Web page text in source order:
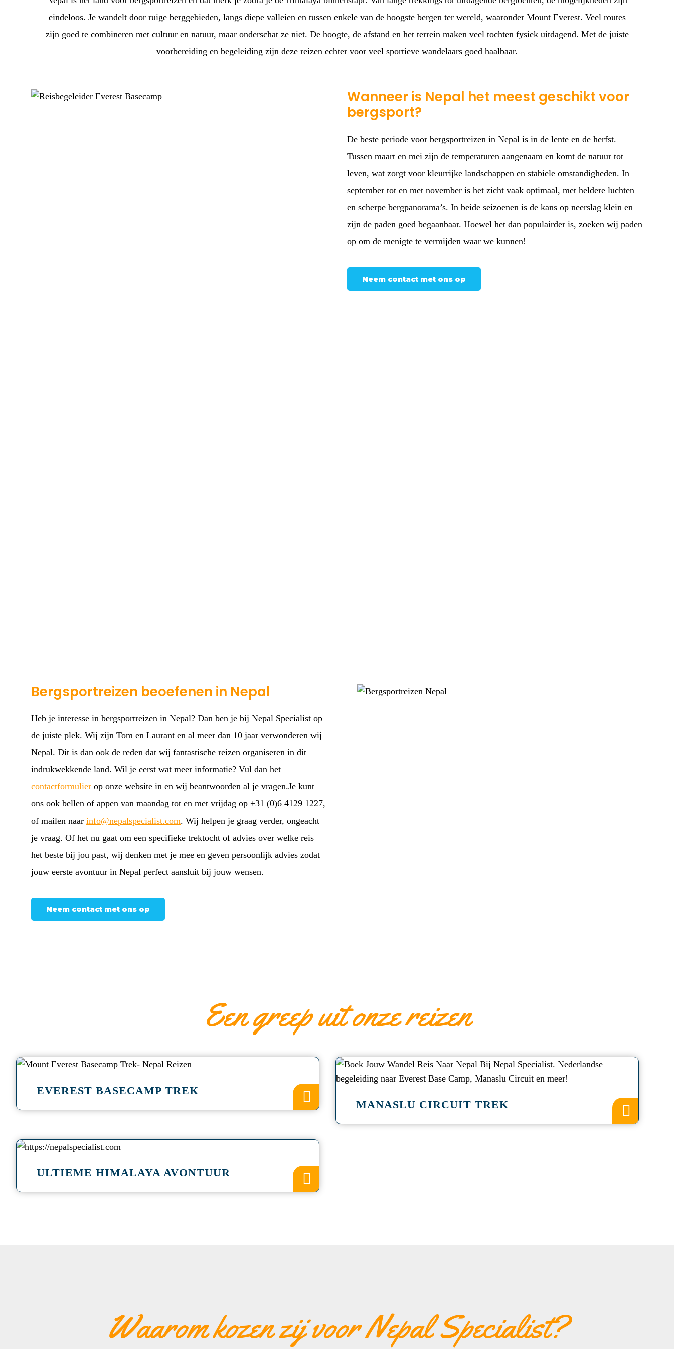
eindeloos. Je wandelt door ruige berggebieden, langs diepe valleien en tussen enkele van de hoogste bergen ter wereld, waaronder Mount Everest. Veel routes
zijn goed te combineren met cultuur en natuur, maar onderschat ze niet. De hoogte, de afstand en het terrein maken veel tochten fysiek uitdagend. Met de juiste
voorbereiding en begeleiding zijn deze reizen echter voor veel sportieve wandelaars goed haalbaar.
Wanneer is Nepal het meest geschikt voor
bergsport?
De beste periode voor bergsportreizen in Nepal is in de lente en de herfst.
Tussen maart en mei zijn de temperaturen aangenaam en komt de natuur tot
leven, wat zorgt voor kleurrijke landschappen en stabiele omstandigheden. In
september tot en met november is het zicht vaak optimaal, met heldere luchten
en scherpe bergpanorama’s. In beide seizoenen is de kans op neerslag klein en
zijn de paden goed begaanbaar. Hoewel het dan populairder is, zoeken wij paden
op om de menigte te vermijden waar we kunnen!
Neem contact met ons op
Bergsportreizen beoefenen in Nepal
Heb je interesse in bergsportreizen in Nepal? Dan ben je bij Nepal Specialist op
de juiste plek. Wij zijn Tom en Laurant en al meer dan 10 jaar verwonderen wij
Nepal. Dit is dan ook de reden dat wij fantastische reizen organiseren in dit
indrukwekkende land. Wil je eerst wat meer informatie? Vul dan het
contactformulier op onze website in en wij beantwoorden al je vragen.Je kunt
ons ook bellen of appen van maandag tot en met vrijdag op +31 (0)6 4129 1227,
of mailen naar info@nepalspecialist.com. Wij helpen je graag verder, ongeacht
je vraag. Of het nu gaat om een specifieke trektocht of advies over welke reis
het beste bij jou past, wij denken met je mee en geven persoonlijk advies zodat
jouw eerste avontuur in Nepal perfect aansluit bij jouw wensen.
Neem contact met ons op
Een greep uit onze reizen
EVEREST BASECAMP TREK
a
MANASLU CIRCUIT TREK
a
ULTIEME HIMALAYA AVONTUUR
a
Waarom kozen zij voor Nepal Specialist?